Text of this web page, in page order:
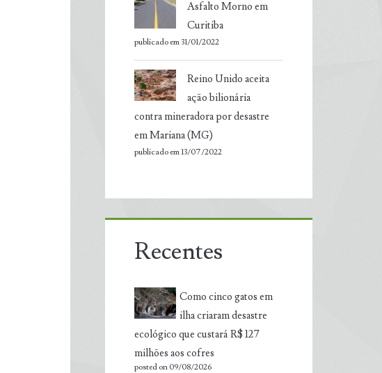
Asfalto Morno em
Curitiba
publicado em 31/01/2022
Reino Unido aceita
ação bilionária
contra mineradora por desastre
em Mariana (MG)
publicado em 13/07/2022
Recentes
Como cinco gatos em
ilha criaram desastre
ecológico que custará R$ 127
milhões aos cofres
posted on 09/08/2026